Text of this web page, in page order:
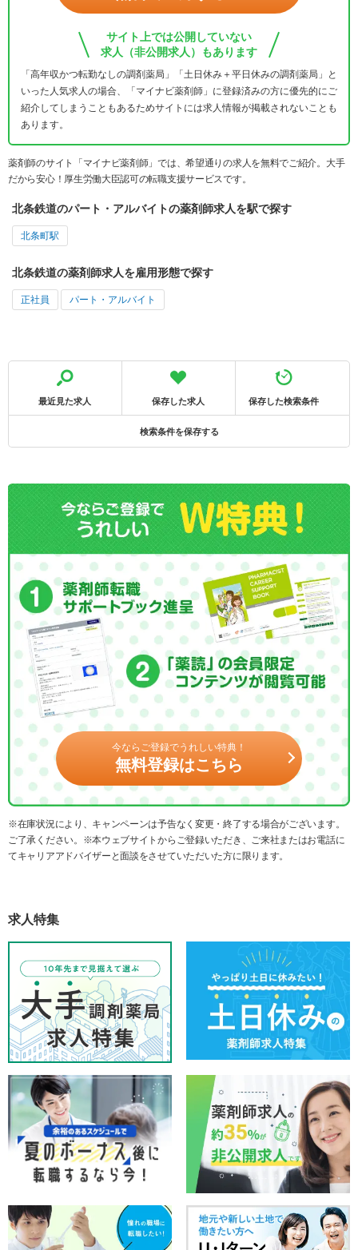
サイト上では公開していない
求人（非公開求人）もあります
「高年収かつ転勤なしの調剤薬局」「土日休み＋平日休みの調剤薬局」と
いった人気求人の場合、「マイナビ薬剤師」に登録済みの方に優先的にご
紹介してしまうこともあるためサイトには求人情報が掲載されないことも
あります。
薬剤師のサイト「マイナビ薬剤師」では、希望通りの求人を無料でご紹介。大手
だから安心！厚生労働大臣認可の転職支援サービスです。
北条鉄道のパート・アルバイトの薬剤師求人を駅で探す
北条町駅
北条鉄道の薬剤師求人を雇用形態で探す
正社員 パート・アルバイト
最近見た求人 保存した求人 保存した検索条件
検索条件を保存する
今ならご登録でうれしい特典！
無料登録はこちら
※在庫状況により、キャンペーンは予告なく変更・終了する場合がございます。
ご了承ください。※本ウェブサイトからご登録いただき、ご来社またはお電話に
てキャリアアドバイザーと面談をさせていただいた方に限ります。
求人特集